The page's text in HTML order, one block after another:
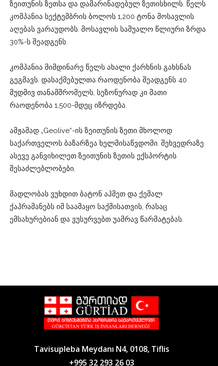
ზეითუნის ზეთსა და დამარინადებულ ზეთისხილს. წელს
კომპანია სექტემბრის ბოლოს 1,200 ტონა მოსავლის
აღებას ვარაუდობს. მოსავლის საშუალო წლიური ზრდა
30%-ს შეადგენს.
კომპანია მიმდინარე წელს ახალი ქარხნის გახსნას
გეგმავს. დასაქმებულთა რაოდენობა შეადგენს 40
მუდმივ თანამშრომელს, სეზონურად კი მათი
რაოდენობა 1,500-მდეც იზრდება.
ამჟამად „Geolive“-ის ზეითუნის ზეთი მხოლოდ
საქართველოს ბაზარზეა ხელმისაწვდომი. შეხვედრაზე
ასევე განვიხილეთ ზეითუნის ზეთის ექსპორტის
შესაძლებლობები.
მადლობას ვუხდით ბატონ აჰმეთ და ქემალ
ქაჰრამანებს იმ საამაყო საქმისათვის, რასაც
ემსახურებიან და ვუსურვებთ უამრავ წარმატებას.
Tavisupleba Meydanı N4, 0108, Tiflis
+995 32 293 26 03